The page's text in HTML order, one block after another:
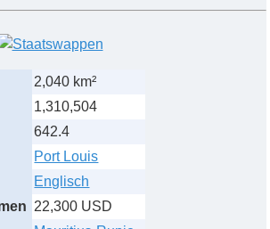
2,040 km²
1,310,504
642.4
Port Louis
Englisch
22,300 USD